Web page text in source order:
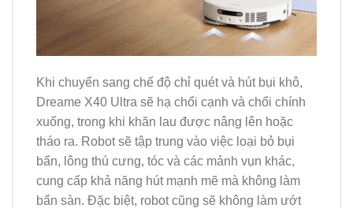
Khi chuyển sang chế độ chỉ quét và hút bụi khô,
Dreame X40 Ultra sẽ hạ chổi cạnh và chổi chính
xuống, trong khi khăn lau được nâng lên hoặc
tháo ra. Robot sẽ tập trung vào việc loại bỏ bụi
bẩn, lông thú cưng, tóc và các mảnh vụn khác,
cung cấp khả năng hút mạnh mẽ mà không làm
bẩn sàn. Đặc biệt, robot cũng sẽ không làm ướt